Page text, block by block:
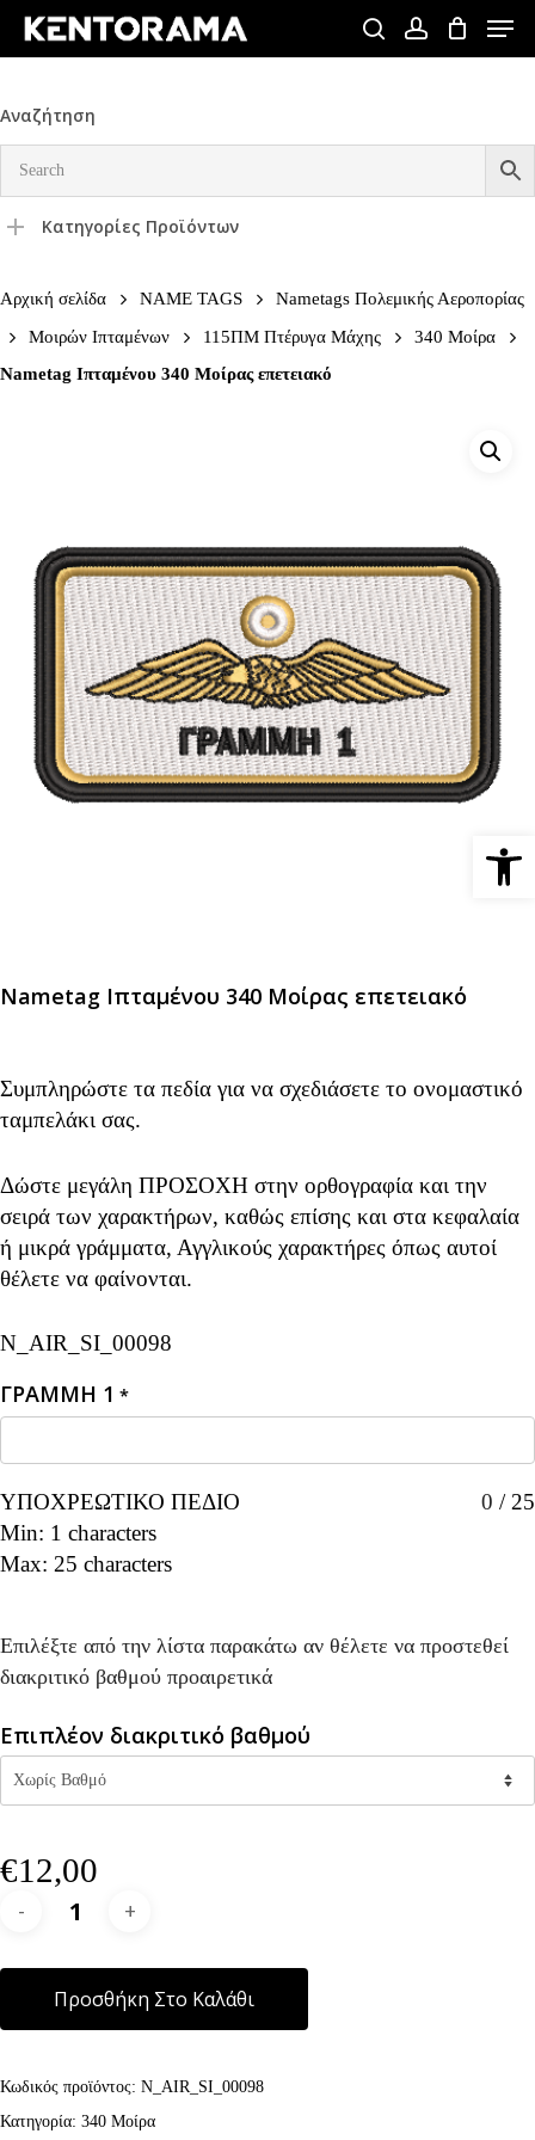
Skip
content
searchaccount
Menu
Αναζήτηση
Κατηγορίες Προϊόντων
Αρχική σελίδα NAME TAGS
Nametags Πολεμικής Αεροπορίας
Μοιρών Ιπταμένων
115ΠΜ Πτέρυγα Μάχης
340 Μοίρα
Nametag Ιπταμένου 340 Μοίρας επετειακό
Nametag Ιπταμένου 340 Μοίρας επετειακό
Συμπληρώστε τα πεδία για να σχεδιάσετε το ονομαστικό
ταμπελάκι σας.
Δώστε μεγάλη ΠΡΟΣΟΧΗ στην ορθογραφία και την
σειρά των χαρακτήρων, καθώς επίσης και στα κεφαλαία
ή μικρά γράμματα, Αγγλικούς χαρακτήρες όπως αυτοί
θέλετε να φαίνονται.
N_AIR_SI_00098
ΓΡΑΜΜΗ 1 *
0 / 25
ΥΠΟΧΡΕΩΤΙΚΟ ΠΕΔΙΟ
Min: 1 characters
Max: 25 characters
Επιλέξτε από την λίστα παρακάτω αν θέλετε να προστεθεί
διακριτικό βαθμού προαιρετικά
Επιπλέον διακριτικό βαθμού
€12,00
Προσθήκη Στο Καλάθι
Κωδικός προϊόντος: N_AIR_SI_00098
Κατηγορία: 340 Μοίρα